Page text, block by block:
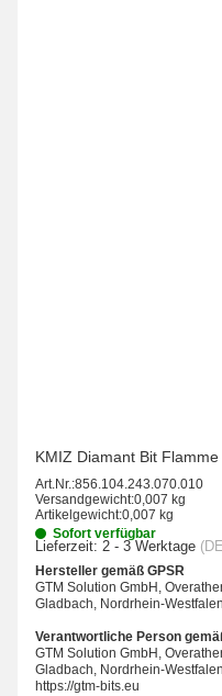
KMIZ Diamant Bit
Art.Nr.:856.104.243.070.010
Versandgewicht:0,007 kg
Artikelgewicht:0,007 kg
Sofort verfügbar
Lieferzeit: 2 - 3 Werktage
Hersteller gemäß GPSR
GTM Solution GmbH,
Gladbach, Nordrhein-
Verantwortliche Person
GTM Solution GmbH,
Gladbach, Nordrhein-
https://gtm-bits.eu